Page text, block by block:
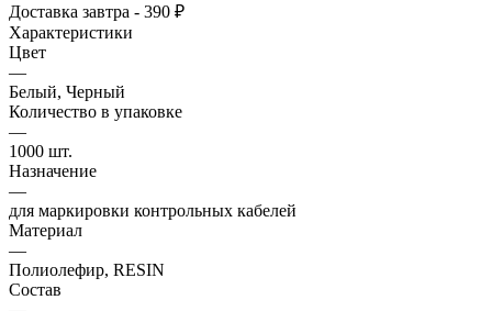
Доставка завтра - 390 ₽
Характеристики
Цвет
—
Белый, Черный
Количество в упаковке
—
1000 шт.
Назначение
—
для маркировки контрольных кабелей
Материал
—
Полиолефир, RESIN
Состав